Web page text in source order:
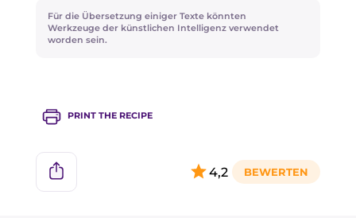
schnellen Basilikum-Pesto.
Für die Übersetzung einiger Texte könnten
Werkzeuge der künstlichen Intelligenz verwendet
worden sein.
PRINT THE RECIPE
4,2